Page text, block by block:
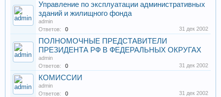
Управление по эксплуатации административных
зданий и жилищного фонда
admin
Ответов:
0 31 дек 2002
ПОЛНОМОЧНЫЕ ПРЕДСТАВИТЕЛИ
ПРЕЗИДЕНТА РФ В ФЕДЕРАЛЬНЫХ ОКРУГАХ
admin
Ответов:
0 31 дек 2002
КОМИССИИ
admin
Ответов:
0 31 дек 2002